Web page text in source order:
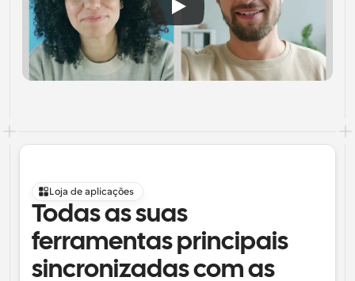
Loja de aplicações
Todas as suas
ferramentas principais
sincronizadas com as